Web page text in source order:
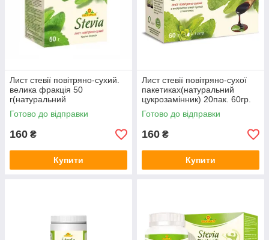
Лист стевії повітряно-сухий.
велика фракція 50
г(натуральний
цукрозамінник)
Готово до відправки
160 ₴
Купити
Лист стевії повітряно-сухої
пакетиках(натуральний
цукрозамінник) 20пак. 60гр.
Готово до відправки
160 ₴
Купити